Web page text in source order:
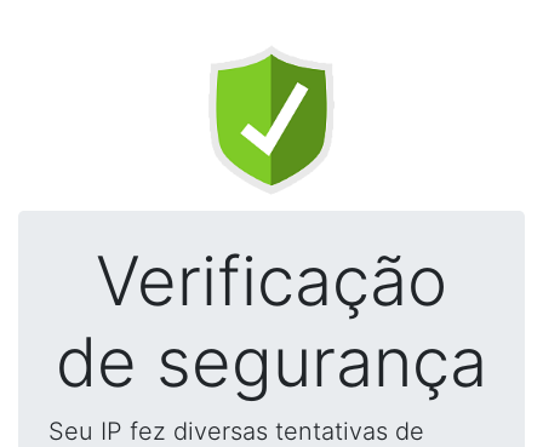
Verificação
de segurança
Seu IP fez diversas tentativas de